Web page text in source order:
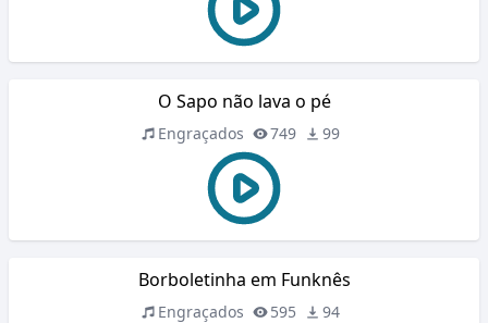
O Sapo não lava o pé
Engraçados 749 99
Borboletinha em Funknês
Engraçados 595 94